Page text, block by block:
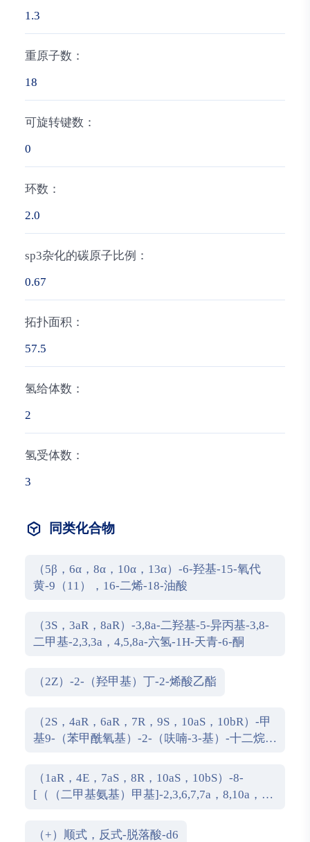
1.3
重原子数：
18
可旋转键数：
0
环数：
2.0
sp3杂化的碳原子比例：
0.67
拓扑面积：
57.5
氢给体数：
2
氢受体数：
3
同类化合物
（5β，6α，8α，10α，13α）-6-羟基-15-氧代
黄-9（11），16-二烯-18-油酸
（3S，3aR，8aR）-3,8a-二羟基-5-异丙基-3,8-
二甲基-2,3,3a，4,5,8a-六氢-1H-天青-6-酮
（2Z）-2-（羟甲基）丁-2-烯酸乙酯
（2S，4aR，6aR，7R，9S，10aS，10bR）-甲
基9-（苯甲酰氧基）-2-（呋喃-3-基）-十二烷
亚甲基-7-羧酸盐
（1aR，4E，7aS，8R，10aS，10bS）-8-
[（（二甲基氨基）甲基]-2,3,6,7,7a，8,10a，
[1,2-b]呋喃-9（1aH）-酮
（+）顺式，反式-脱落酸-d6